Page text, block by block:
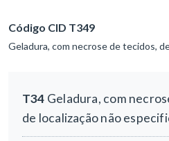
Código CID T349
Geladura, com necrose de tecidos,
T34 Geladura, com
de localização não